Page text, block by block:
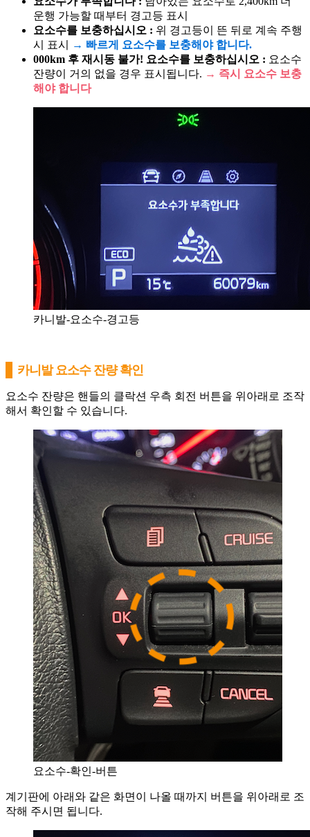
운행 가능할 때부터 경고등 표시
요소수를 보충하십시오 : 위 경고등이 뜬 뒤로 계속 주행
시 표시
→ 빠르게 요소수를 보충해야 합니다.
000km 후 재시동 불가! 요소수를 보충하십시오 : 요소수
잔량이 거의 없을 경우 표시됩니다. → 즉시 요소수 보충
해야 합니다
카니발-요소수-경고등
카니발 요소수 잔량 확인
요소수 잔량은 핸들의 클락션 우측 회전 버튼을 위아래로 조작
해서 확인할 수 있습니다.
요소수-확인-버튼
계기판에 아래와 같은 화면이 나올 때까지 버튼을 위아래로 조
작해 주시면 됩니다.